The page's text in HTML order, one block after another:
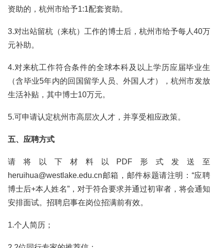
资助的，杭州市给予1:1配套资助。
3.对出站留杭（来杭）工作的博士后，杭州市给予每人40万
元补助。
4.对来杭工作符合条件的全球本科及以上学历应届毕业生
（含毕业5年内的回国留学人员、外国人才），杭州市发放
生活补贴，其中博士10万元。
5.可申请认定杭州市高层次人才，并享受相应政策。
五、应聘方式
请将以下材料以PDF形式发送至
heruihua@westlake.edu.cn邮箱，邮件标题请注明：“应聘
博士后+本人姓名”，对于符合要求并通过初审者，将会通知
安排面试。招聘启事在岗位招满前有效。
1.个人简历；